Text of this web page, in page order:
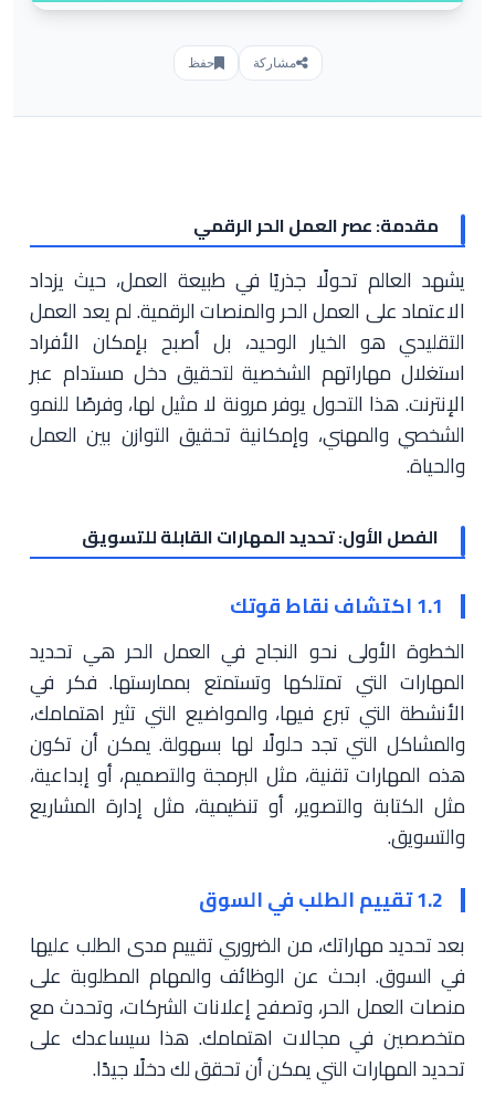
مشاركة حفظ
مقدمة: عصر العمل الحر الرقمي
يشهد العالم تحولًا جذريًا في طبيعة العمل، حيث يزداد
الاعتماد على العمل الحر والمنصات الرقمية. لم يعد العمل
التقليدي هو الخيار الوحيد، بل أصبح بإمكان الأفراد
استغلال مهاراتهم الشخصية لتحقيق دخل مستدام عبر
الإنترنت. هذا التحول يوفر مرونة لا مثيل لها، وفرصًا للنمو
الشخصي والمهني، وإمكانية تحقيق التوازن بين العمل
والحياة.
الفصل الأول: تحديد المهارات القابلة للتسويق
1.1 اكتشاف نقاط قوتك
الخطوة الأولى نحو النجاح في العمل الحر هي تحديد
المهارات التي تمتلكها وتستمتع بممارستها. فكر في
الأنشطة التي تبرع فيها، والمواضيع التي تثير اهتمامك،
والمشاكل التي تجد حلولًا لها بسهولة. يمكن أن تكون
هذه المهارات تقنية، مثل البرمجة والتصميم، أو إبداعية،
مثل الكتابة والتصوير، أو تنظيمية، مثل إدارة المشاريع
والتسويق.
1.2 تقييم الطلب في السوق
بعد تحديد مهاراتك، من الضروري تقييم مدى الطلب عليها
في السوق. ابحث عن الوظائف والمهام المطلوبة على
منصات العمل الحر، وتصفح إعلانات الشركات، وتحدث مع
متخصصين في مجالات اهتمامك. هذا سيساعدك على
تحديد المهارات التي يمكن أن تحقق لك دخلًا جيدًا.